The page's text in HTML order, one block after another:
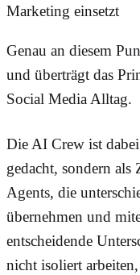
Marketing einsetzt
Genau an diesem
und überträgt das
Social Media Alltag.
Die AI Crew ist
gedacht, sondern als
Agents, die
übernehmen und
entscheidende
nicht isoliert